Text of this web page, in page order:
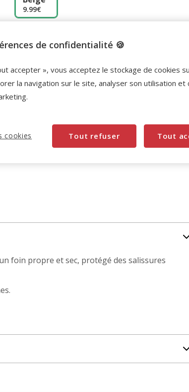
9.99€
Promotion disponible
-10% sur votre première commande* avec votre
Carte Animalis. Offre non cumulable aux autres
promotions en cours.
Voir conditions
Code:
foin propre et sec, protégé des salissures
de confidentialité 🍪
accepter », vous acceptez le stockage de cookies
la navigation sur le site, analyser son utilisation et
Tout refuser Tout
cookies